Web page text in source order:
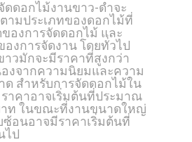
ดดอกไม้งานขาว-ดำจะ
ามประเภทของดอกไม้ที่
องการจัดดอกไม้ และ
งการจัดงาน โดยทั่วไป
วมักจะมีราคาที่สูงกว่า
งจากความนิยมและความ
ด สำหรับการจัดดอกไม้ใน
าคาอาจเริ่มต้นที่ประมาณ
าท ในขณะที่งานขนาดใหญ่
อนอาจมีราคาเริ่มต้นที่
ไป